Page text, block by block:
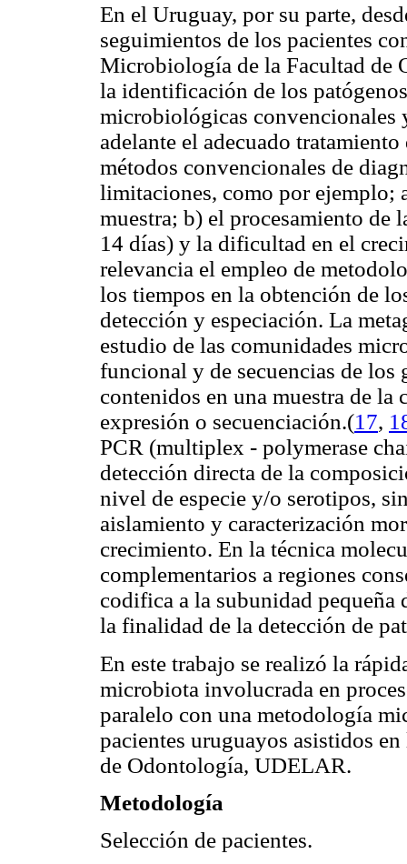
En el Uruguay, por su parte,
seguimientos de los pacientes
Microbiología de la Facultad de
la identificación de los
microbiológicas convencionales
adelante el adecuado
métodos convencionales de
limitaciones, como por ejemplo;
muestra; b) el procesamiento de
14 días) y la dificultad en el
relevancia el empleo de
los tiempos en la obtención de
detección y especiación. La
estudio de las comunidades
funcional y de secuencias de
contenidos en una muestra de la
expresión o secuenciación.(17,
PCR (multiplex - polymerase
detección directa de la
nivel de especie y/o serotipos,
aislamiento y caracterización
crecimiento. En la técnica
complementarios a regiones
codifica a la subunidad pequeña
la finalidad de la detección de
En este trabajo se realizó la
microbiota involucrada en
paralelo con una metodología
pacientes uruguayos asistidos
de Odontología, UDELAR.
Metodología
Selección de pacientes.